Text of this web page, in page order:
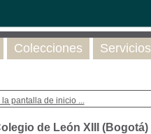
la pantalla de inicio ...
de León XIII (Bogotá)
Colecciones Servicios